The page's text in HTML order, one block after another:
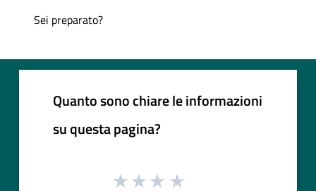
Sei preparato?
Quanto sono chiare le informazioni
su questa pagina?